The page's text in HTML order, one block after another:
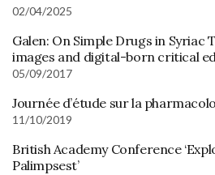
02/04/2025
Galen: On Simple Drugs in Syriac
images and digital-born critical
05/09/2017
Journée d’étude sur la
11/10/2019
British Academy Conference
Palimpsest’